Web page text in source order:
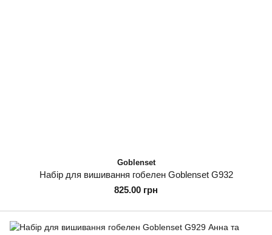
Goblenset
Набір для вишивання гобелен Goblenset G932
825.00 грн